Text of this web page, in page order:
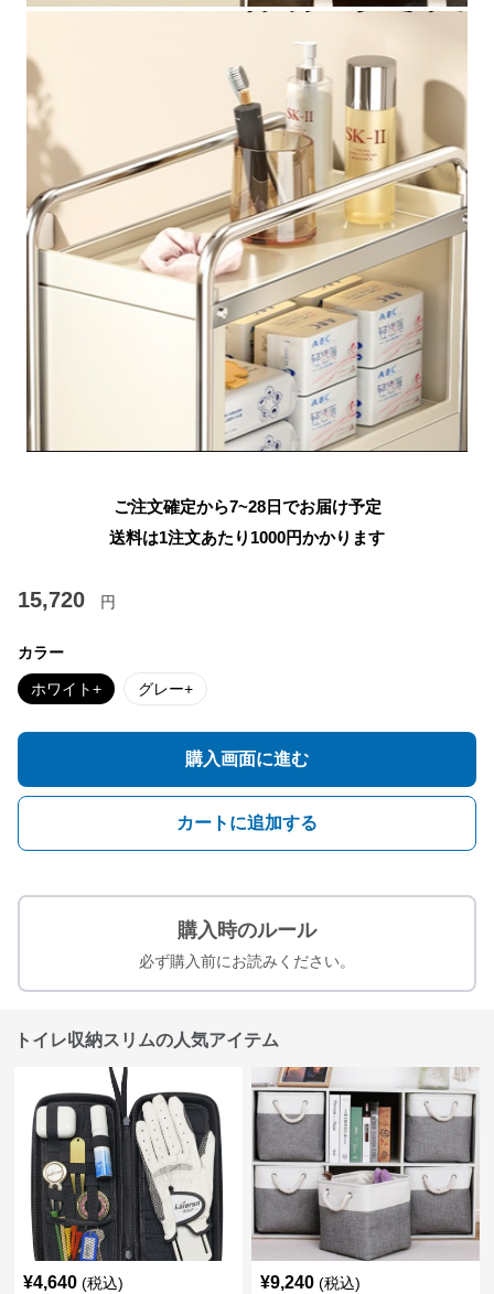
ご注文確定から7~28日でお届け予定
送料は1注文あたり 1000円かかります
15,720 円
カラー
ホワイト+ グレー+
購入画面に進む
カートに追加する
購入時のルール
必ず購入前にお読みください。
トイレ収納スリムの人気アイテム
¥4,640 (税込) ¥9,240 (税込)